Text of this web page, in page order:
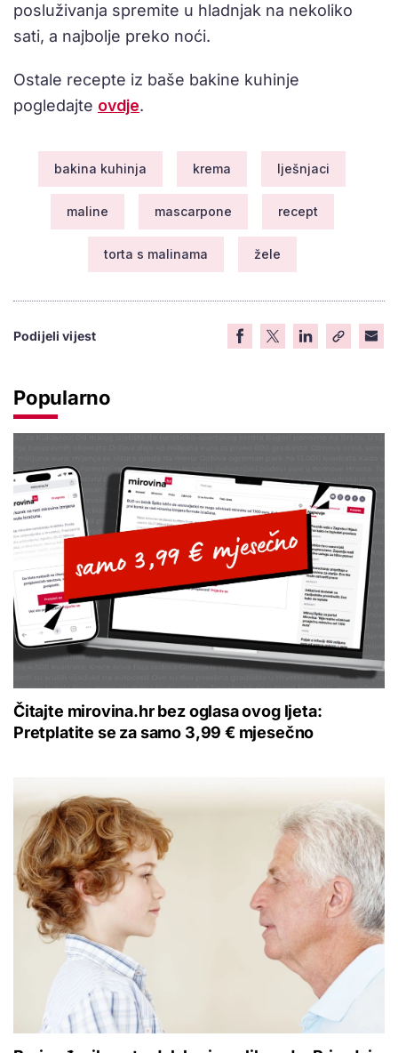
posluživanja spremite u hladnjak na nekoliko
sati, a najbolje preko noći.
Ostale recepte iz baše bakine kuhinje
pogledajte ovdje.
bakina kuhinja krema lješnjaci
maline mascarpone recept
torta s malinama žele
Podijeli vijest
Popularno
Čitajte mirovina.hr bez oglasa ovog ljeta:
Pretplatite se za samo 3,99 € mjesečno